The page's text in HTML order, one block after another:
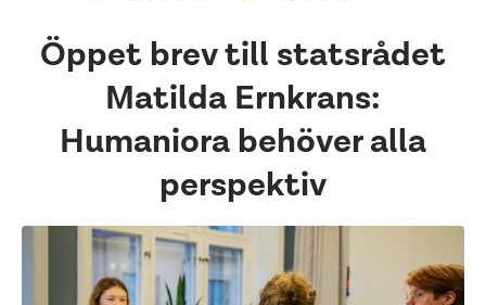
Öppet brev till statsrådet
Matilda Ernkrans:
Humaniora behöver alla
perspektiv